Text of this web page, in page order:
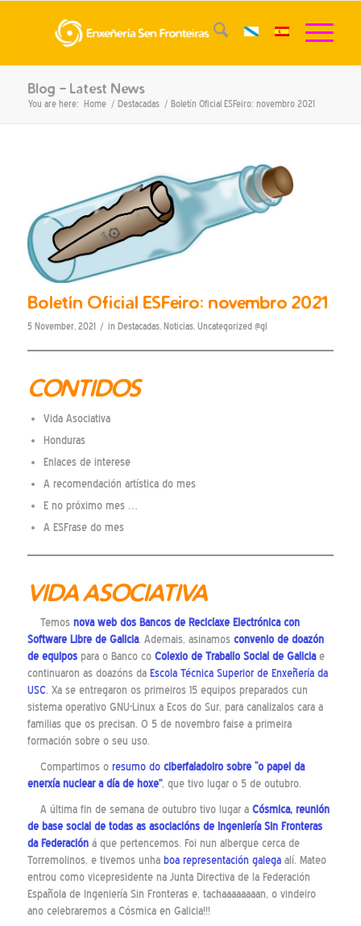
Blog - Latest News
You are here: Home / Destacadas / Boletín Oficial ESFeiro: novembro 2021
Boletín Oficial ESFeiro: novembro 2021
5 November, 2021 / in Destacadas, Noticias, Uncategorized @gl
CONTIDOS
Vida Asociativa
Honduras
Enlaces de interese
A recomendación artística do mes
E no próximo mes …
A ESFrase do mes
VIDA ASOCIATIVA
Temos nova web dos Bancos de Reciclaxe Electrónica con
Software Librede Galicia. Ademais, asinamosconvenio de doazón
de equipospara o Banco co Colexio de Traballo Social de Galiciae
continuaron as doazóns da Escola Técnica Superior de Enxeñería da
USC. Xa se entregaron os primeiros 15 equipos preparados cun
sistema operativo GNU-Linux a Ecos do Sur, para canalizalos cara a
familias que os precisan. O 5 de novembro faise a primeira
formación sobre o seu uso.
Compartimos o resumo do ciberfaladoiro sobre “o papel da
enerxía nuclear a día de hoxe”, que tivo lugar o 5 de outubro.
A última fin de semana de outubro tivo lugar aCósmica, reunión
de base social de todas as asociacións de Ingeniería Sin Fronteras
da Federacióná que pertencemos. Foi nun albergue cerca de
Torremolinos, e tivemos unhaboa representación galegaalí. Mateo
entrou como vicepresidente na Junta Directiva de la Federación
Española de Ingeniería Sin Fronteras e, tachaaaaaaaan, o vindeiro
ano celebraremos a Cósmica en Galicia!!!